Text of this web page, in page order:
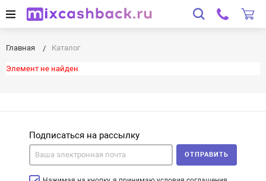
Главная Каталог
Элемент не найден
Подписаться на рассылку
ОТПРАВИТЬ